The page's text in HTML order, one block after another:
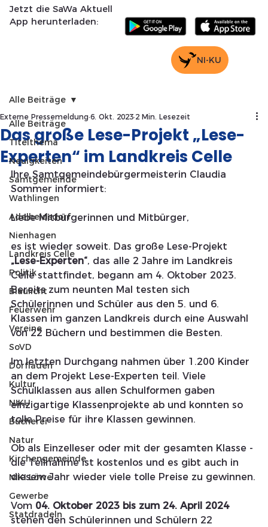
Jetzt die SaWa Aktuell
App herunterladen:
NI-KU
Alle Beiträge
Titelthema
Neuigkeiten
Samtgemeinde
Wathlingen
Adelheidsdorf
Nienhagen
Landkreis Celle
Politik
Blaulicht
Feuerwehr
Vereine
SoVD
Dorfladen
Kultur
NIKU
Bücherei
Natur
Kirchengemeinde
NIKI Löwe
Gewerbe
Statdradeln
Alle Beiträge
Das große Lese-Projekt „Lese-
Experten“ im Landkreis Celle
Externe Pressemeldung 6. Okt. 2023 2 Min. Lesezeit
Ihre Samtgemeindebürgermeisterin Claudia
Sommer informiert:
Liebe Mitbürgerinnen und Mitbürger,
es ist wieder soweit. Das große Lese-Projekt
„Lese-Experten“, das alle 2 Jahre im Landkreis
Celle stattfindet, begann am 4. Oktober 2023.
Bereits zum neunten Mal testen sich
Schülerinnen und Schüler aus den 5. und 6.
Klassen im ganzen Landkreis durch eine Auswahl
von 22 Büchern und bestimmen die Besten.
Im letzten Durchgang nahmen über 1.200 Kinder
an dem Projekt Lese-Experten teil. Viele
Schulklassen aus allen Schulformen gaben
einzigartige Klassenprojekte ab und konnten so
tolle Preise für ihre Klassen gewinnen.
Ob als Einzelleser oder mit der gesamten Klasse -
die Teilnahme ist kostenlos und es gibt auch in
diesem Jahr wieder viele tolle Preise zu gewinnen.
Vom 04. Oktober 2023 bis zum 24. April 2024
stehen den Schülerinnen und Schülern 22